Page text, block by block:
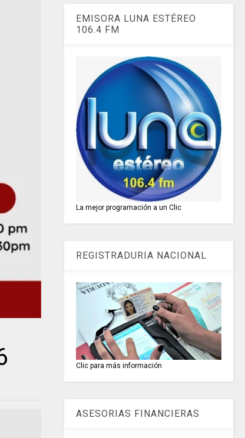
EMISORA LUNA ESTÉREO
106.4 FM
La mejor programación a un Clic
REGISTRADURIA NACIONAL
Clic para más información
ASESORIAS FINANCIERAS